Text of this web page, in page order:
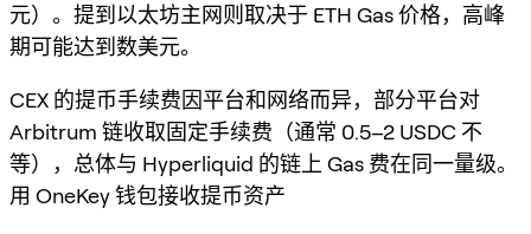
元）。提到以太坊主网则取决于 ETH Gas 价格，高峰
期可能达到数美元。
CEX 的提币手续费因平台和网络而异，部分平台对
Arbitrum 链收取固定手续费（通常 0.5–2 USDC 不
等），总体与 Hyperliquid 的链上 Gas 费在同一量级。
用 OneKey 钱包接收提币资产